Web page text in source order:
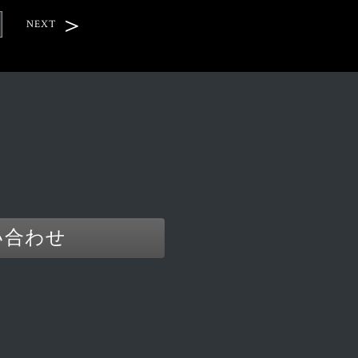
NEXT
わせ